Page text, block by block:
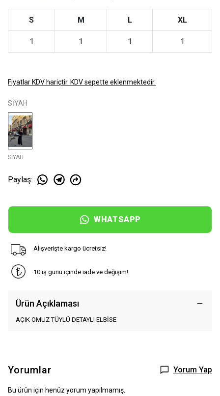
S M L XL
1 1 1 1
Fiyatlar KDV hariçtir. KDV sepette eklenmektedir.
SİYAH
SİYAH
Paylaş:
WHATSAPP
Alışverişte kargo ücretsiz!
10 iş günü içinde iade ve değişim!
Ürün Açıklaması
AÇIK OMUZ TÜYLÜ DETAYLI ELBİSE
Yorumlar Yorum Yap
Bu ürün için henüz yorum yapılmamış.